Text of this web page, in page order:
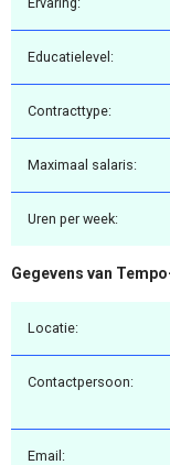
Educatielevel:
Contracttype:
Maximaal salaris:
Uren per week:
Gegevens van
Locatie:
Contactpersoon:
Email: